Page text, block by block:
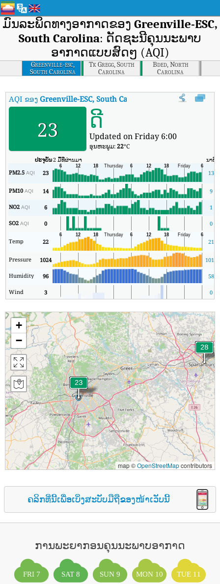
ມົນລະພິດທາງອາກາດຂອງ Greenville-ESC,
South Carolina: ດັດຊະນີຄຸນນະພາບ
ອາກາດແບບສົດໆ (AQI)
Greenville-esc,
South Carolina
Tk Gregg, South
Carolina
Bded, North
Carolina
AQI ຂອງGreenville-ESC, South Carolina ດັດຊະນີຄຸນນະພາບອາກາດ
23 ດີ
Updated on Friday 6:00
ອຸນ​ຫະ​ພູມ:22°C
ປະຈຸບັນ2 ມື້ທີ່ຜ່ານມາ ນາທີ
PM2.5AQI 23 13
PM10AQI 14 9
NO2AQI 6 1
SO2AQI 0 0
Temp 22 21
Pressure 1024 1019
Humidity 96 58
Wind 3 0
+
−
map ©OpenStreetMapcontributors
ຄລິກທີ່ນີ້ເພື່ອເບິ່ງສະບັບມືຖືຂອງໜ້າເວັບນີ້
ການພະຍາກອນຄຸນນະພາບອາກາດ
FRI 7 SAT 8 SUN 9 MON 10 TUE 11